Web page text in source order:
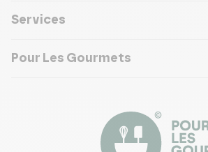
Services
Pour Les Gourmets